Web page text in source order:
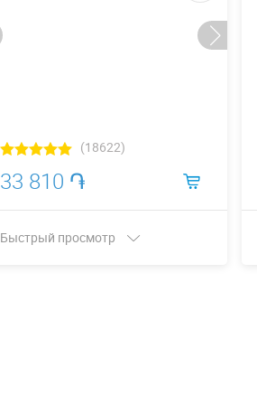
(18622)
33 810 ֏
Быстрый просмотр